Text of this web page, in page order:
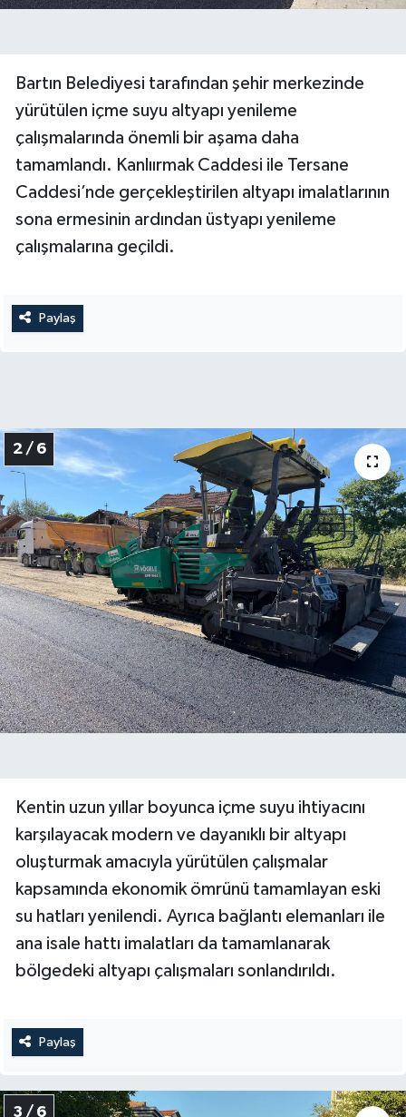
Bartın Belediyesi tarafından şehir merkezinde
yürütülen içme suyu altyapı yenileme
çalışmalarında önemli bir aşama daha
tamamlandı. Kanlıırmak Caddesi ile Tersane
Caddesi’nde gerçekleştirilen altyapı imalatlarının
sona ermesinin ardından üstyapı yenileme
çalışmalarına geçildi.
Paylaş
2 / 6
Kentin uzun yıllar boyunca içme suyu ihtiyacını
karşılayacak modern ve dayanıklı bir altyapı
oluşturmak amacıyla yürütülen çalışmalar
kapsamında ekonomik ömrünü tamamlayan eski
su hatları yenilendi. Ayrıca bağlantı elemanları ile
ana isale hattı imalatları da tamamlanarak
bölgedeki altyapı çalışmaları sonlandırıldı.
Paylaş
3 / 6